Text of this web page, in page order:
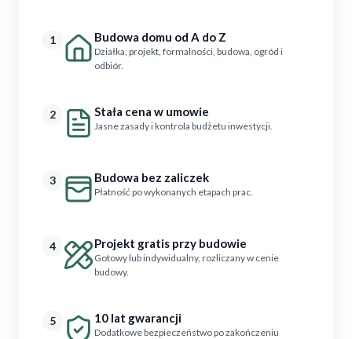
1 Budowa domu od A do Z
Działka, projekt, formalności, budowa, ogród i
odbiór.
2 Stała cena w umowie
Jasne zasady i kontrola budżetu inwestycji.
3 Budowa bez zaliczek
Płatność po wykonanych etapach prac.
4 Projekt gratis przy budowie
Gotowy lub indywidualny, rozliczany w cenie
budowy.
5 10 lat gwarancji
Dodatkowe bezpieczeństwo po zakończeniu